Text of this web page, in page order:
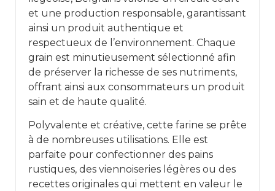
et une production responsable, garantissant
ainsi un produit authentique et
respectueux de l’environnement. Chaque
grain est minutieusement sélectionné afin
de préserver la richesse de ses nutriments,
offrant ainsi aux consommateurs un produit
sain et de haute qualité.
Polyvalente et créative, cette farine se prête
à de nombreuses utilisations. Elle est
parfaite pour confectionner des pains
rustiques, des viennoiseries légères ou des
recettes originales qui mettent en valeur le